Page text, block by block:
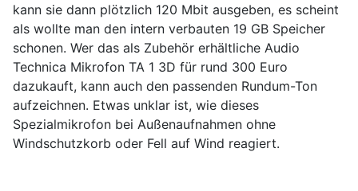
kann sie dann plötzlich 120 Mbit ausgeben, es scheint
als wollte man den intern verbauten 19 GB Speicher
schonen. Wer das als Zubehör erhältliche Audio
Technica Mikrofon TA 1 3D für rund 300 Euro
dazukauft, kann auch den passenden Rundum-Ton
aufzeichnen. Etwas unklar ist, wie dieses
Spezialmikrofon bei Außenaufnahmen ohne
Windschutzkorb oder Fell auf Wind reagiert.